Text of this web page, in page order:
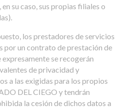
su caso, sus propias filiales o
los prestadores de servicios
por un contrato de prestación de
expresamente se recogerán
de privacidad y
a las exigidas para los propios
DEL CIEGO y tendrán
la cesión de dichos datos a